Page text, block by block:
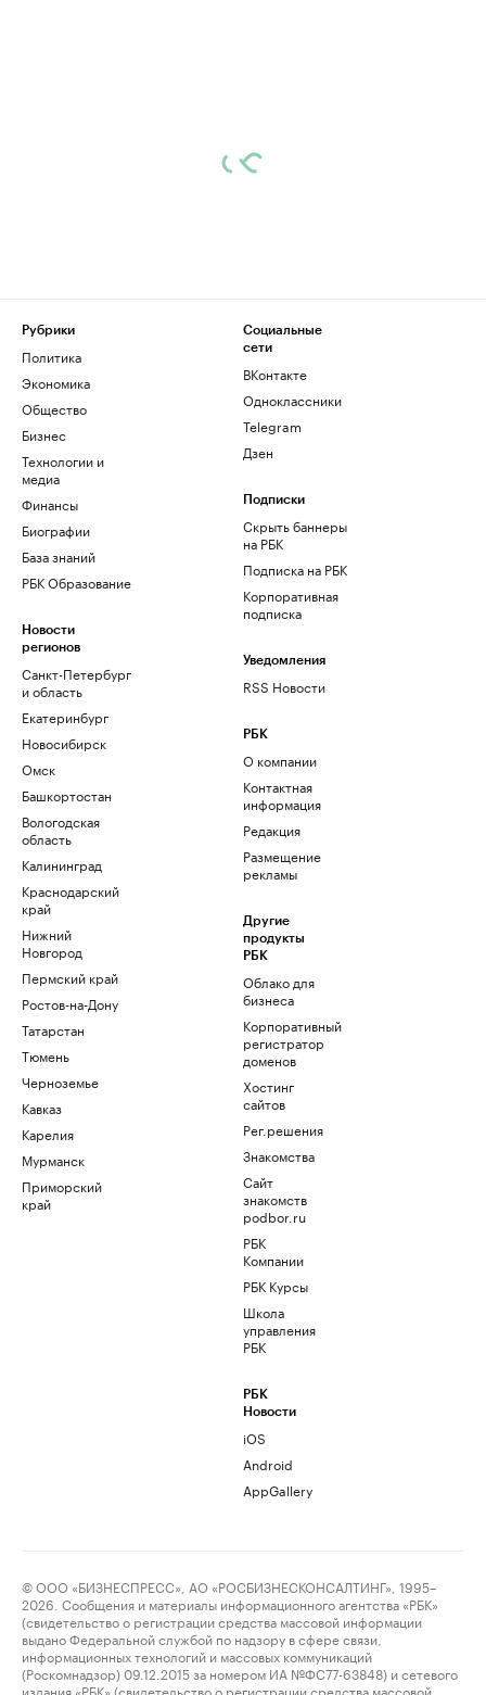
Рубрики
Политика
Экономика
Общество
Бизнес
Технологии и
медиа
Финансы
Биографии
База знаний
РБК Образование
Новости
регионов
Санкт-Петербург
и область
Екатеринбург
Новосибирск
Омск
Башкортостан
Вологодская
область
Калининград
Краснодарский
край
Нижний
Новгород
Пермский край
Ростов-на-Дону
Татарстан
Тюмень
Черноземье
Кавказ
Карелия
Мурманск
Приморский
край
Социальные
сети
ВКонтакте
Одноклассники
Telegram
Дзен
Подписки
Скрыть баннеры
на РБК
Подписка на РБК
Корпоративная
подписка
Уведомления
RSS Новости
РБК
О компании
Контактная
информация
Редакция
Размещение
рекламы
Другие
продукты
РБК
Облако для
бизнеса
Корпоративный
регистратор
доменов
Хостинг
сайтов
Рег.решения
Знакомства
Сайт
знакомств
podbor.ru
РБК
Компании
РБК Курсы
Школа
управления
РБК
РБК
Новости
iOS
Android
AppGallery
© ООО «БИЗНЕСПРЕСС», АО «РОСБИЗНЕСКОНСАЛТИНГ», 1995–
2026. Сообщения и материалы информационного агентства «РБК»
(свидетельство о регистрации средства массовой информации
выдано Федеральной службой по надзору в сфере связи,
информационных технологий и массовых коммуникаций
(Роскомнадзор) 09.12.2015 за номером ИА №ФС77-63848) и сетевого
издания «РБК» (свидетельство о регистрации средства массовой